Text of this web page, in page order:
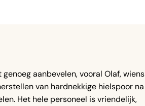
genoeg aanbevelen, vooral Olaf, wiens
van hardnekkige hielspoor na
Het hele personeel is vriendelijk,